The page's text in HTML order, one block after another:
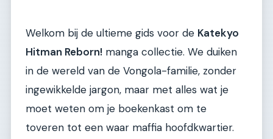
Welkom bij de ultieme gids voor de Katekyo
Hitman Reborn! manga collectie. We duiken
in de wereld van de Vongola-familie, zonder
ingewikkelde jargon, maar met alles wat je
moet weten om je boekenkast om te
toveren tot een waar maffia hoofdkwartier.